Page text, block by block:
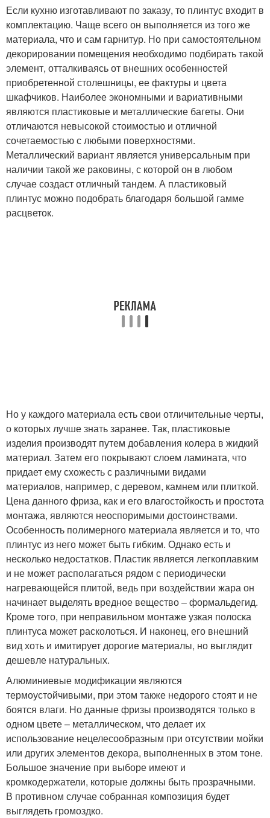
Если кухню изготавливают по заказу, то плинтус входит в
комплектацию. Чаще всего он выполняется из того же
материала, что и сам гарнитур. Но при самостоятельном
декорировании помещения необходимо подбирать такой
элемент, отталкиваясь от внешних особенностей
приобретенной столешницы, ее фактуры и цвета
шкафчиков. Наиболее экономными и вариативными
являются пластиковые и металлические багеты. Они
отличаются невысокой стоимостью и отличной
сочетаемостью с любыми поверхностями.
Металлический вариант является универсальным при
наличии такой же раковины, с которой он в любом
случае создаст отличный тандем. А пластиковый
плинтус можно подобрать благодаря большой гамме
расцветок.
Но у каждого материала есть свои отличительные черты,
о которых лучше знать заранее. Так, пластиковые
изделия производят путем добавления колера в жидкий
материал. Затем его покрывают слоем ламината, что
придает ему схожесть с различными видами
материалов, например, с деревом, камнем или плиткой.
Цена данного фриза, как и его влагостойкость и простота
монтажа, являются неоспоримыми достоинствами.
Особенность полимерного материала является и то, что
плинтус из него может быть гибким. Однако есть и
несколько недостатков. Пластик является легкоплавким
и не может располагаться рядом с периодически
нагревающейся плитой, ведь при воздействии жара он
начинает выделять вредное вещество – формальдегид.
Кроме того, при неправильном монтаже узкая полоска
плинтуса может расколоться. И наконец, его внешний
вид хоть и имитирует дорогие материалы, но выглядит
дешевле натуральных.
Алюминиевые модификации являются
термоустойчивыми, при этом также недорого стоят и не
боятся влаги. Но данные фризы производятся только в
одном цвете – металлическом, что делает их
использование нецелесообразным при отсутствии мойки
или других элементов декора, выполненных в этом тоне.
Большое значение при выборе имеют и
кромкодержатели, которые должны быть прозрачными.
В противном случае собранная композиция будет
выглядеть громоздко.